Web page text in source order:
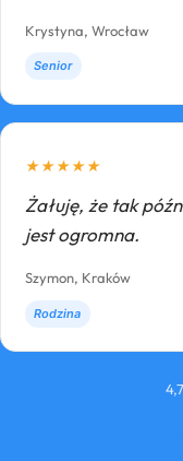
Krystyna, Wrocław
Senior
★★★★★
Żałuję, że tak
jest ogromna.
Szymon, Kraków
Rodzina